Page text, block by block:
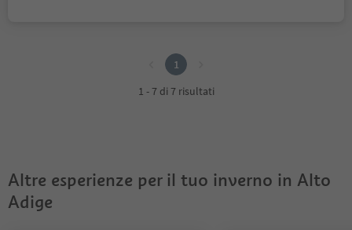
1
1 - 7 di 7 risultati
Altre esperienze per il tuo inverno in Alto
Adige